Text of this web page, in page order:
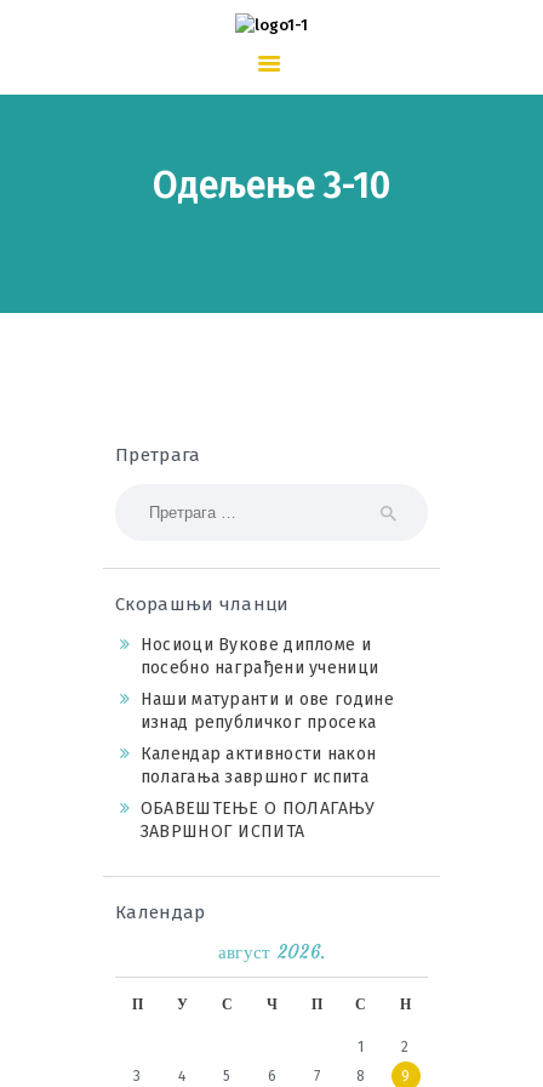
Одељење 3-10
ШКОЛСКИ ЖИВОТ
КОНТАКТ
Претрага
Скорашњи чланци
Носиоци Вукове дипломе и
посебно награђени ученици
Наши матуранти и ове године
изнад републичког просека
Календар активности након
полагања завршног испита
ОБАВЕШТЕЊЕ О ПОЛАГАЊУ
ЗАВРШНОГ ИСПИТА
Календар
август 2026.
П У С Ч П С Н
1
2
3
4 5 6 7 8 9